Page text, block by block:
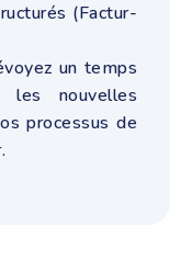
(Factur-
un temps
les nouvelles
processus de